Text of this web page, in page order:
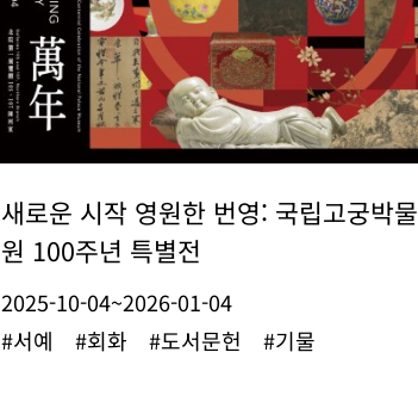
새로운 시작 영원한 번영: 국립고궁박물
원 100주년 특별전
2025-10-04~2026-01-04
#서예 #회화 #도서문헌 #기물